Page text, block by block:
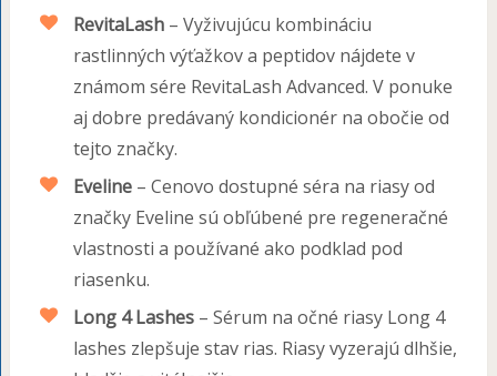
RevitaLash– Vyživujúcu kombináciu
rastlinných výťažkov a peptidov nájdete v
známom sére RevitaLash Advanced. V ponuke
aj dobre predávaný kondicionér na obočie od
tejto značky.
Eveline– Cenovo dostupné séra na riasy od
značky Eveline sú obľúbené pre regeneračné
vlastnosti a používané ako podklad pod
riasenku.
Long 4 Lashes– Sérum na očné riasy Long 4
lashes zlepšuje stav rias. Riasy vyzerajú dlhšie,